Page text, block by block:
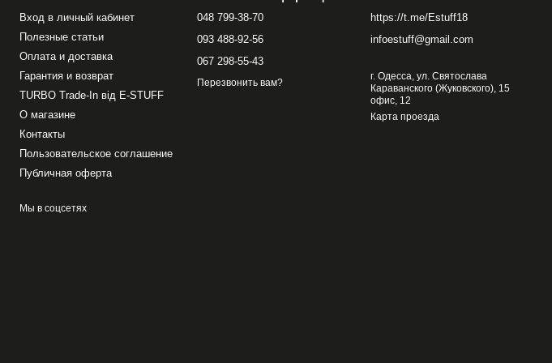
Вход в личный кабинет
Полезные статьи
Оплата и доставка
Гарантия и возврат
TURBO Trade-In від E-STUFF
О магазине
Контакты
Пользовательское соглашение
Публичная оферта
Мы в соцсетях
048 799-38-70
093 488-92-56
067 298-55-43
Перезвонить вам?
https://t.me/Estuff18
infoestuff@gmail.com
г. Одесса, ул. Святослава
Караванского (Жуковского), 15
офис, 12
Карта проезда